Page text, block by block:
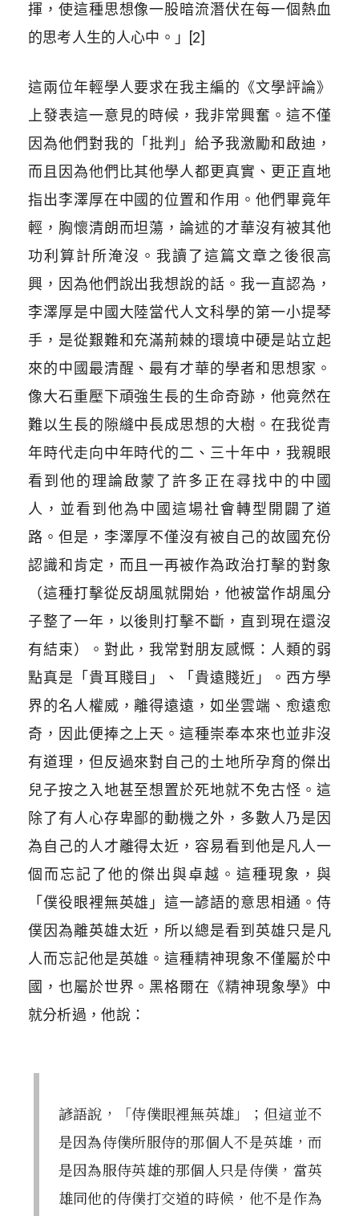
揮，使這種思想像一股暗流潛伏在每一個熱血
的思考人生的人心中。」[2]
這兩位年輕學人要求在我主編的《文學評論》
上發表這一意見的時候，我非常興奮。這不僅
因為他們對我的「批判」給予我激勵和啟迪，
而且因為他們比其他學人都更真實、更正直地
指出李澤厚在中國的位置和作用。他們畢竟年
輕，胸懷清朗而坦蕩，論述的才華沒有被其他
功利算計所淹沒。我讀了這篇文章之後很高
興，因為他們說出我想說的話。我一直認為，
李澤厚是中國大陸當代人文科學的第一小提琴
手，是從艱難和充滿荊棘的環境中硬是站立起
來的中國最清醒、最有才華的學者和思想家。
像大石重壓下頑強生長的生命奇跡，他竟然在
難以生長的隙縫中長成思想的大樹。在我從青
年時代走向中年時代的二、三十年中，我親眼
看到他的理論啟蒙了許多正在尋找中的中國
人，並看到他為中國這場社會轉型開闢了道
路。但是，李澤厚不僅沒有被自己的故國充份
認識和肯定，而且一再被作為政治打擊的對象
（這種打擊從反胡風就開始，他被當作胡風分
子整了一年，以後則打擊不斷，直到現在還沒
有結束）。對此，我常對朋友感慨：人類的弱
點真是「貴耳賤目」、「貴遠賤近」。西方學
界的名人權威，離得遠遠，如坐雲端、愈遠愈
奇，因此便捧之上天。這種崇奉本來也並非沒
有道理，但反過來對自己的土地所孕育的傑出
兒子按之入地甚至想置於死地就不免古怪。這
除了有人心存卑鄙的動機之外，多數人乃是因
為自己的人才離得太近，容易看到他是凡人一
個而忘記了他的傑出與卓越。這種現象，與
「僕役眼裡無英雄」這一諺語的意思相通。侍
僕因為離英雄太近，所以總是看到英雄只是凡
人而忘記他是英雄。這種精神現象不僅屬於中
國，也屬於世界。黑格爾在《精神現象學》中
就分析過，他說：
諺語說，「侍僕眼裡無英雄」；但這並不
是因為侍僕所服侍的那個人不是英雄，而
是因為服侍英雄的那個人只是侍僕，當英
雄同他的侍僕打交道的時候，他不是作為